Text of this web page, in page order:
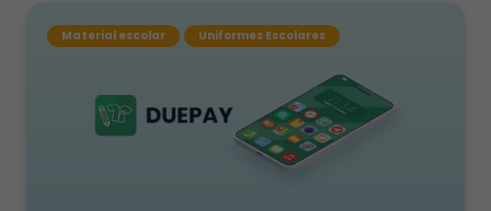
Material escolar Uniformes Escolares